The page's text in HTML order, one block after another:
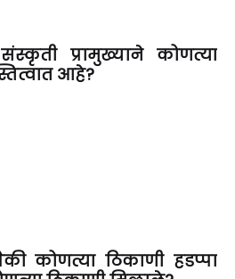
प्रामुख्याने कोणत्या
आहे?
कोणत्या ठिकाणी हडप्पा